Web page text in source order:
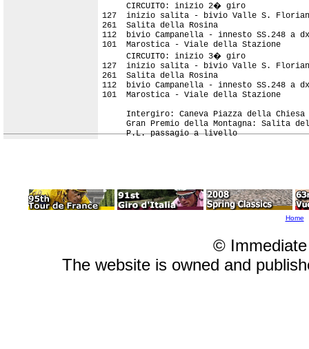
     CIRCUITO: inizio 2� giro
127  inizio salita - bivio Valle S.
261  Salita della Rosina
112  bivio Campanella - innesto
101  Marostica - Viale della Stazione
     CIRCUITO: inizio 3� giro
127  inizio salita - bivio Valle S.
261  Salita della Rosina
112  bivio Campanella - innesto
101  Marostica - Viale della Stazione
Intergiro: Caneva Piazza della Chiesa
Gran Premio della Montagna: Salita
Home
©
The website is owned and